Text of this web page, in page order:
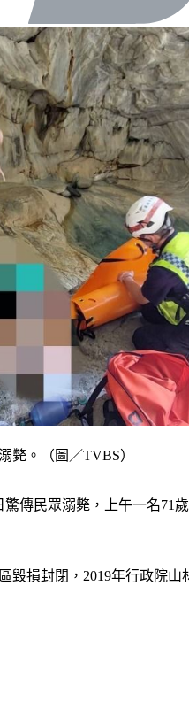
斃。（圖／TVBS）
傳民眾溺斃，上午一名
毀損封閉，2019年行政院